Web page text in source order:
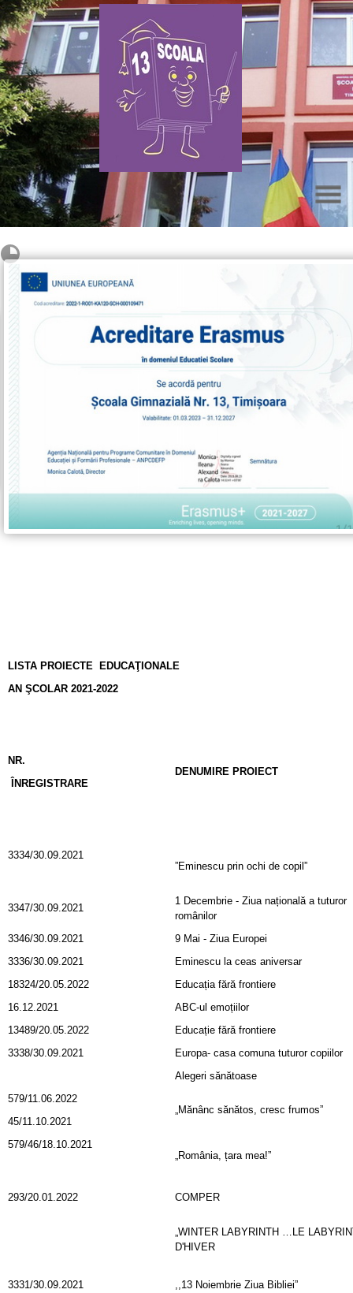
LISTA PROIECTE EDUCAŢIONALE
AN ŞCOLAR 2021-2022
NR.
ÎNREGISTRARE
DENUMIRE PROIECT
3334/30.09.2021
”Eminescu prin ochi de copil”
3347/30.09.2021
1 Decembrie - Ziua națională a tuturor
românilor
3346/30.09.2021
9 Mai - Ziua Europei
3336/30.09.2021
Eminescu la ceas aniversar
18324/20.05.2022
Educația fără frontiere
16.12.2021
ABC-ul emoțiilor
13489/20.05.2022
Educație fără frontiere
3338/30.09.2021
Europa- casa comuna tuturor copiilor
Alegeri sănătoase
579/11.06.2022
45/11.10.2021
„Mănânc sănătos, cresc frumos”
579/46/18.10.2021
„România, țara mea!”
293/20.01.2022 COMPER
„WINTER LABYRINTH …LE
D'HIVER
3331/30.09.2021 ,,13 Noiembrie Ziua Bibliei”